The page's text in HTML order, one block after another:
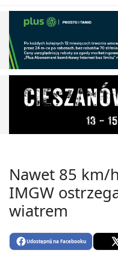
Nawet 85 km/
IMGW
wiatrem
Udostępnij na Facebooku